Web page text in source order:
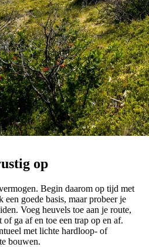
op
Begin daarom op tijd met
goede basis, maar probeer je
Voeg heuvels toe aan je route,
ga af en toe een trap op en af.
met lichte hardloop- of
bouwen.